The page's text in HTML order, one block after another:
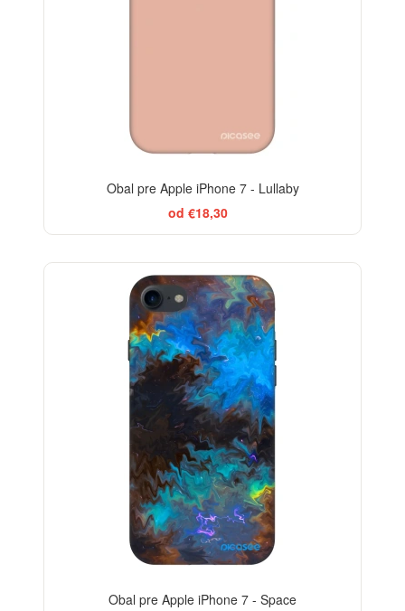
Obal pre Apple iPhone 7 - Lullaby
od €18,30
Obal pre Apple iPhone 7 - Space